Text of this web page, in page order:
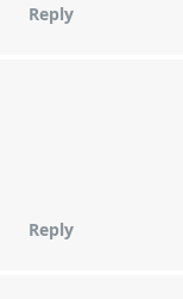
Reply
Reply